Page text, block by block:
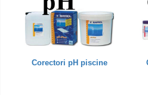
Corectori pH piscine